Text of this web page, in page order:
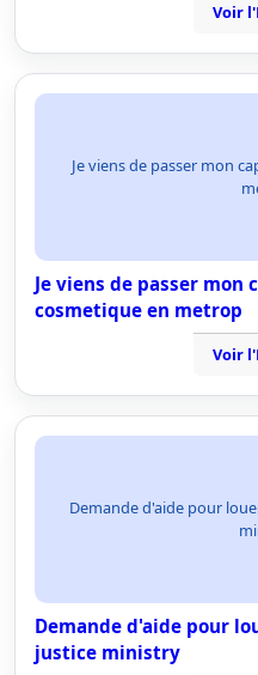
Voir
Je viens de passer mon
Je viens de passer mon
cosmetique en metrop
Voir
Demande d'aide pour
Demande d'aide pour
justice ministry